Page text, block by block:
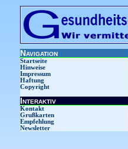
Navigation
Startseite
Hinweise
Impressum
Haftung
Copyright
Interaktiv
Kontakt
Grußkarten
Empfehlung
Newsletter